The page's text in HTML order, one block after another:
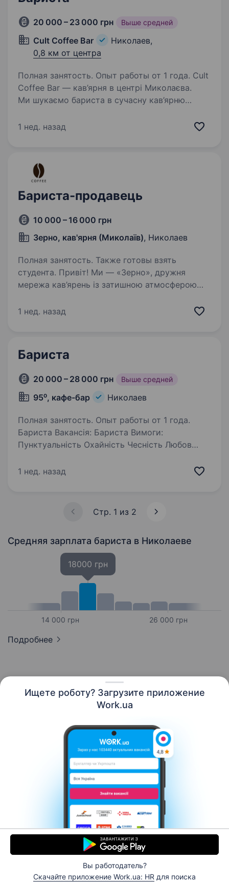
Ищете роботу? Загрузите приложение
Work.ua
Вы работодатель?
Скачайте приложение Work.ua: HR для поиска
20 000 – 23 000 грн Выше средней
Cult Coffee Bar
Николаев,
0,8 км от центра
Полная занятость. Опыт работы от 1 года. Cult
Coffee Bar — кав’ярня в центрі Миколаєва.
Ми шукаємо бариста в сучасну кав’ярню
каву, заряджаєш оточення позитивом і
1 нед. назад
Бариста-продавець
10 000 – 16 000 грн
Зерно, кав'ярня (Миколаїв), Николаев
Полная занятость. Также готовы взять
студента. Привіт! Ми — «Зерно», дружня
мережа кав’ярень із затишною атмосферою
приєднатися до нашої команди на позицію
1 нед. назад
Бариста
20 000 – 28 000 грн Выше средней
95⁰, кафе-бар Николаев
Полная занятость. Опыт работы от 1 года.
Бариста Вакансія: Бариста Вимоги:
Пунктуальність Охайність Чесність Любов
дні з 7:30 до 20:00 Обов’язки: Виконання напоїв
1 нед. назад
Стр. 1 из 2
Средняя зарплата бариста в Николаеве
14 000 грн
18000 грн
26 000 грн
Подробнее
Контакты О нас
Карьера
Новости Work.ua
Помощь
Условия использования
© 2006–2026 Work.ua. Сервис поиска работы №1 в